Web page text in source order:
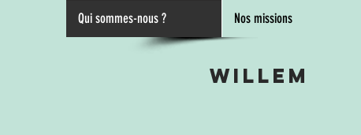
Qui sommes-nous ? Nos missions
willem